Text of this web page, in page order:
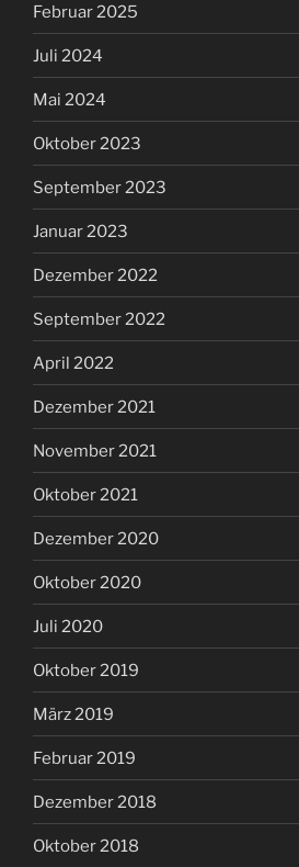
Februar 2025
Juli 2024
Mai 2024
Oktober 2023
September 2023
Januar 2023
Dezember 2022
September 2022
April 2022
Dezember 2021
November 2021
Oktober 2021
Dezember 2020
Oktober 2020
Juli 2020
Oktober 2019
März 2019
Februar 2019
Dezember 2018
Oktober 2018